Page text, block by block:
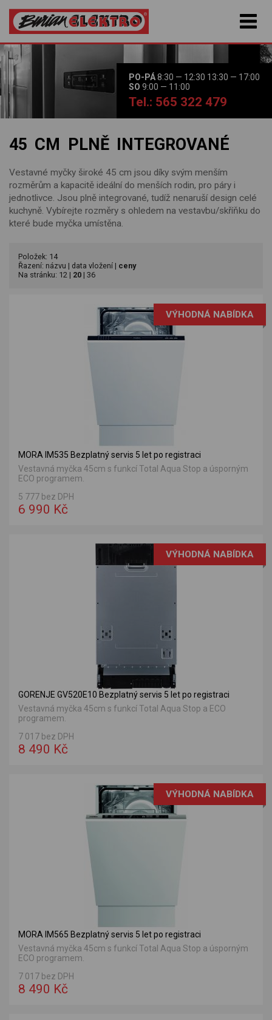
PO-PÁ8:30 — 12:30 13:30 — 17:00
SO 9:00 — 11:00
Tel.: 565 322 479
45 CM PLNĚ INTEGROVANÉ
Vestavné myčky široké 45 cm jsou díky svým menším
rozměrům a kapacitě ideální do menších rodin, pro páry i
jednotlivce. Jsou plně integrované, tudíž nenaruší design celé
kuchyně. Vybírejte rozměry s ohledem na vestavbu/skříňku do
které bude myčka umístěna.
Položek: 14
Řazení: názvu | data vložení | ceny
Na stránku: 12 | 20 | 36
VÝHODNÁ NABÍDKA
MORA IM535 Bezplatný servis 5 let po registraci
Vestavná myčka 45cm s funkcí Total Aqua Stop a úsporným
ECO programem.
5 777 bez DPH
6 990 Kč
VÝHODNÁ NABÍDKA
GORENJE GV520E10 Bezplatný servis 5 let po registraci
Vestavná myčka 45cm s funkcí Total Aqua Stop a ECO
programem.
7 017 bez DPH
8 490 Kč
VÝHODNÁ NABÍDKA
MORA IM565 Bezplatný servis 5 let po registraci
Vestavná myčka 45cm s funkcí Total Aqua Stop a úsporným
ECO programem.
7 017 bez DPH
8 490 Kč